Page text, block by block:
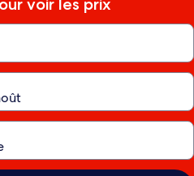
voir les prix